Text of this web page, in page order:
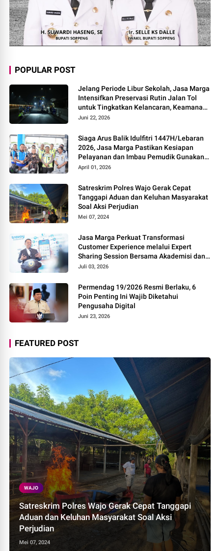
POPULAR POST
Jelang Periode Libur Sekolah, Jasa Marga
Intensifkan Preservasi Rutin Jalan Tol
untuk Tingkatkan Kelancaran, Keamanan
dan Kenyamanan Perjalanan
Juni 22, 2026
Siaga Arus Balik Idulfitri 1447H/Lebaran
2026, Jasa Marga Pastikan Kesiapan
Pelayanan dan Imbau Pemudik Gunakan
Rest Area Alternatif
April 01, 2026
Satreskrim Polres Wajo Gerak Cepat
Tanggapi Aduan dan Keluhan Masyarakat
Soal Aksi Perjudian
Mei 07, 2024
Jasa Marga Perkuat Transformasi
Customer Experience melalui Expert
Sharing Session Bersama Akademisi dan
Praktisi
Juli 03, 2026
Permendag 19/2026 Resmi Berlaku, 6
Poin Penting Ini Wajib Diketahui
Pengusaha Digital
Juni 23, 2026
FEATURED POST
WAJO
Satreskrim Polres Wajo Gerak Cepat Tanggapi
Aduan dan Keluhan Masyarakat Soal Aksi
Perjudian
Mei 07, 2024